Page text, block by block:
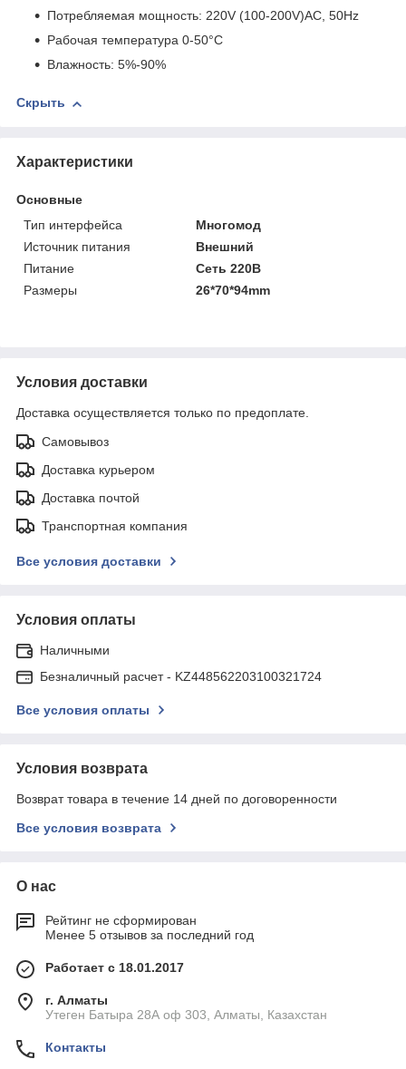
Потребляемая мощность: 220V (100-200V)AC, 50Hz
Рабочая температура 0-50°C
Влажность: 5%-90%
Скрыть
Характеристики
Основные
Тип интерфейса
Многомод
Источник питания
Внешний
Питание
Сеть 220В
Размеры
26*70*94mm
Условия доставки
Доставка осуществляется только по предоплате.
Самовывоз
Доставка курьером
Доставка почтой
Транспортная компания
Все условия доставки
Условия оплаты
Наличными
Безналичный расчет - KZ448562203100321724
Все условия оплаты
Условия возврата
Возврат товара в течение 14 дней по договоренности
Все условия возврата
О нас
Рейтинг не сформирован
Менее 5 отзывов за последний год
Работает с 18.01.2017
г. Алматы
Утеген Батыра 28А оф 303, Алматы, Казахстан
Контакты